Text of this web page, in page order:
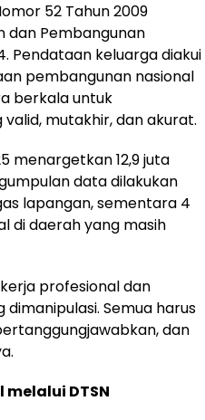
52 Tahun 2009
dan Pembangunan
Pendataan keluarga diakui
pembangunan nasional
berkala untuk
mutakhir, dan akurat.
menargetkan 12,9 juta
data dilakukan
lapangan, sementara 4
di daerah yang masih
profesional dan
Semua harus
dan
DTSN